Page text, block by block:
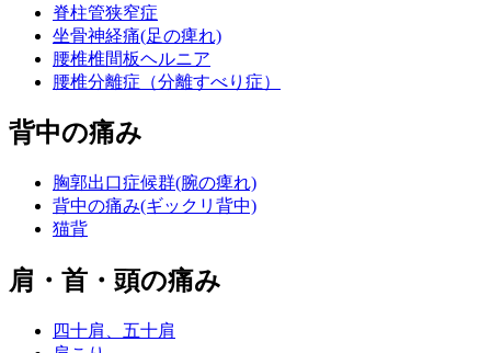
脊柱管狭窄症
坐骨神経痛(足の痺れ)
腰椎椎間板ヘルニア
腰椎分離症（分離すべり症）
背中の痛み
胸郭出口症候群(腕の痺れ)
背中の痛み(ギックリ背中)
猫背
肩・首・頭の痛み
四十肩、五十肩